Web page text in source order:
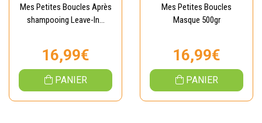
Mes Petites Boucles Après
shampooing Leave-In...
16,99€
PANIER
Mes Petites Boucles
Masque 500gr
16,99€
PANIER